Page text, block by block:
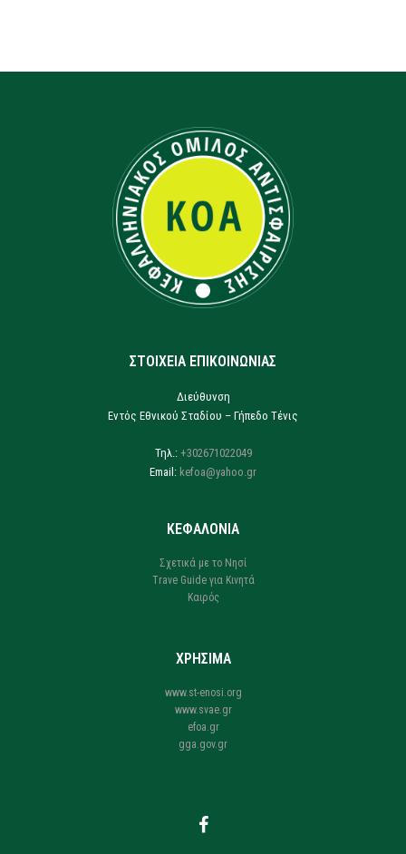
ΣΤΟΙΧΕΙΑ ΕΠΙΚΟΙΝΩΝΙΑΣ
Διεύθυνση
Εντός Εθνικού Σταδίου – Γήπεδο Τένις
Τηλ.: +302671022049
Email: kefoa@yahoo.gr
ΚΕΦΑΛΟΝΙΑ
Σχετικά με το Νησί
Trave Guide για Κινητά
Καιρός
ΧΡΗΣΙΜΑ
www.st-enosi.org
www.svae.gr
efoa.gr
gga.gov.gr